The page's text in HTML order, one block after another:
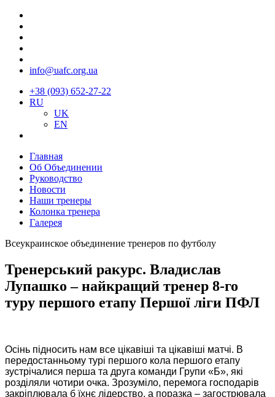
info@uafc.org.ua
+38 (093) 652-27-22
RU
UK
EN
Главная
Об Объединении
Руководство
Новости
Наши тренеры
Колонка тренера
Галерея
Всеукраинское объединение тренеров по футболу
Тренерський ракурс. Владислав
Лупашко – найкращий тренер 8-го
туру першого етапу Першої ліги ПФЛ
Осінь підносить нам все цікавіші та цікавіші матчі. В
передостанньому турі першого кола першого етапу
зустрічалися перша та друга команди Групи «Б», які
розділяли чотири очка. Зрозуміло, перемога господарів
закріплювала б їхнє лідерство, а поразка – загострювала